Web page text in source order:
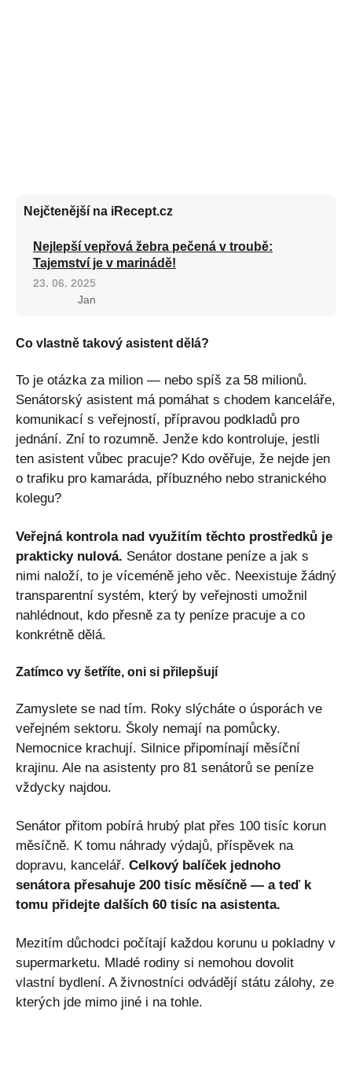
Nejčtenější na iRecept.cz
Nejlepší vepřová žebra pečená v troubě:
Tajemství je v marinádě!
23. 06. 2025
Jan
Co vlastně takový asistent dělá?
To je otázka za milion — nebo spíš za 58 milionů.
Senátorský asistent má pomáhat s chodem kanceláře,
komunikací s veřejností, přípravou podkladů pro
jednání. Zní to rozumně. Jenže kdo kontroluje, jestli
ten asistent vůbec pracuje? Kdo ověřuje, že nejde jen
o trafiku pro kamaráda, příbuzného nebo stranického
kolegu?
Veřejná kontrola nad využitím těchto prostředků je
prakticky nulová. Senátor dostane peníze a jak s
nimi naloží, to je víceméně jeho věc. Neexistuje žádný
transparentní systém, který by veřejnosti umožnil
nahlédnout, kdo přesně za ty peníze pracuje a co
konkrétně dělá.
Zatímco vy šetříte, oni si přilepšují
Zamyslete se nad tím. Roky slýcháte o úsporách ve
veřejném sektoru. Školy nemají na pomůcky.
Nemocnice krachují. Silnice připomínají měsíční
krajinu. Ale na asistenty pro 81 senátorů se peníze
vždycky najdou.
Senátor přitom pobírá hrubý plat přes 100 tisíc korun
měsíčně. K tomu náhrady výdajů, příspěvek na
dopravu, kancelář. Celkový balíček jednoho
senátora přesahuje 200 tisíc měsíčně — a teď k
tomu přidejte dalších 60 tisíc na asistenta.
Mezitím důchodci počítají každou korunu u pokladny v
supermarketu. Mladé rodiny si nemohou dovolit
vlastní bydlení. A živnostníci odvádějí státu zálohy, ze
kterých jde mimo jiné i na tohle.